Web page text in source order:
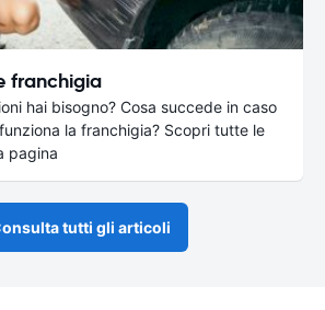
franchigia
hai bisogno? Cosa succede in caso
la franchigia? Scopri tutte le
pagina
tutti gli articoli